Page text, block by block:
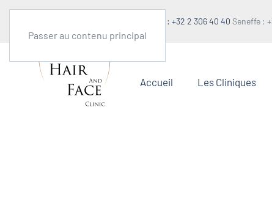
Passer au contenu principal
Wemmel : +32 2 306 40 40 Seneffe :
Accueil Les Cliniques